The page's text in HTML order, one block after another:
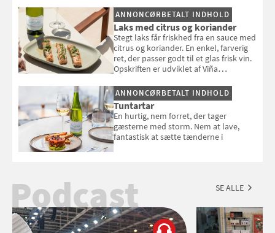
selvstændigt måltid. Opskriften er fra
Louisa Lorangs kogebog "Salat".
ANNONCØRBETALT INDHOLD
Laks med citrus og koriander
Stegt laks får friskhed fra en sauce med
citrus og koriander. En enkel, farverig
ret, der passer godt til et glas frisk vin.
Opskriften er udviklet af Viña
ANNONCØRBETALT INDHOLD
Tuntartar
En hurtig, nem forret, der tager
gæsterne med storm. Nem at lave,
fantastisk at sætte tænderne i
Podcast SE ALLE